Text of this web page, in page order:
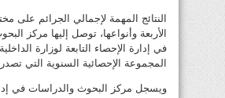
النتائج المهمة لإجمالي الجرائم على
الأربعة وأنواعها، توصل إليها مركز
في إدارة الإحصاء التابعة لوزارة
المجموعة الإحصائية السنوية التي
ويسجل مركز البحوث والدراسات في